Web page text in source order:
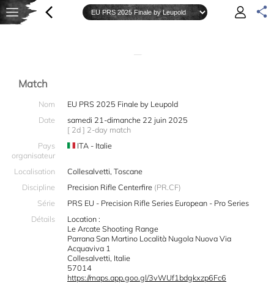
—
Match
Nom
EU PRS 2025 Finale by Leupold
Date
samedi 21-dimanche 22 juin 2025
[ 2d ] 2-day match
Pays
organisateur
ITA - Italie
Localisation
Collesalvetti, Toscane
Discipline
Precision Rifle Centerfire (PR.CF)
Série
PRS EU - Precision Rifle Series European - Pro Series
Détails
Location :
Le Arcate Shooting Range
Parrana San Martino Località Nugola Nuova Via
Acquaviva 1
Collesalvetti, Italie
57014
https://maps.app.goo.gl/3vWUf1bdgkxzp6Fc6